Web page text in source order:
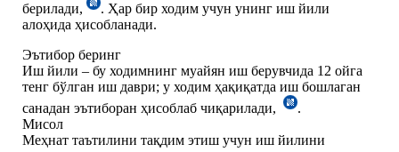
берилади,
. Ҳар бир ходим учун унинг иш йили
алоҳида ҳисобланади.
Эътибор беринг
Иш йили – бу ходимнинг муайян иш берувчида 12 ойга
тенг бўлган иш даври; у ходим ҳақиқатда иш бошлаган
санадан эътиборан ҳисоблаб чиқарилади,
.
Мисол
Меҳнат таътилини тақдим этиш учун иш йилини